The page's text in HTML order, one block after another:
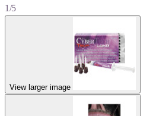
1/5
View larger image